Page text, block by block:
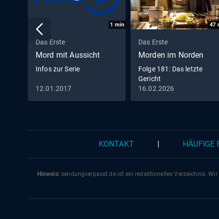
1 min
Das Erste
Mord mit Aussicht
Infos zur Serie
12.01.2017
47
Das Erste
Morden im Norden
Folge 181: Das letzte
Gericht
16.02.2026
KONTAKT HÄUFIGE
Hinweis:sendungverpasst.deist ein redaktionelles Verzeichnis. Wir